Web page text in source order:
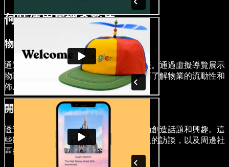
何時使用房地產影片
物業列表
通過加入高品質影片來提升您的物業列表。通過虛擬導覽展示
物業的關鍵特點和亮點，讓潛在買家全面了解物業的流動性和
佈局。
開放屋推廣
透過製作宣傳影片來為您的開放參觀活動創造話題和興趣。這
些影片可以包括搶先看、與房地產經紀人的訪談，以及周邊社
區的畫面，鼓勵更多人參加。